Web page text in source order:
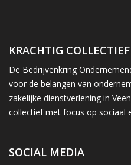
KRACHTIG COLLECTIEF
De Bedrijvenkring
voor de belangen van
zakelijke dienstverlening in
collectief met focus op sociaal
SOCIAL MEDIA